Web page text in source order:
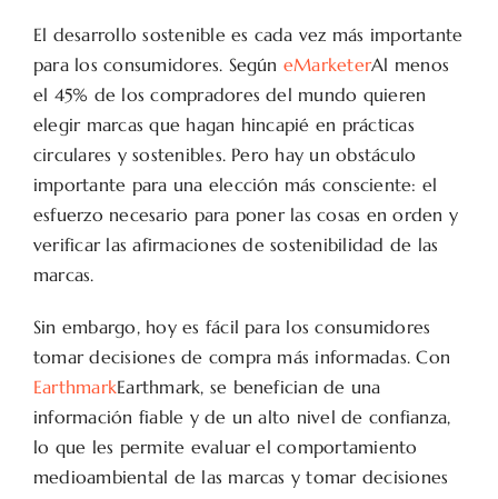
El desarrollo sostenible es cada vez más importante
para los consumidores. Según eMarketerAl menos
el 45% de los compradores del mundo quieren
elegir marcas que hagan hincapié en prácticas
circulares y sostenibles. Pero hay un obstáculo
importante para una elección más consciente: el
esfuerzo necesario para poner las cosas en orden y
verificar las afirmaciones de sostenibilidad de las
marcas.
Sin embargo, hoy es fácil para los consumidores
tomar decisiones de compra más informadas. Con
EarthmarkEarthmark, se benefician de una
información fiable y de un alto nivel de confianza,
lo que les permite evaluar el comportamiento
medioambiental de las marcas y tomar decisiones